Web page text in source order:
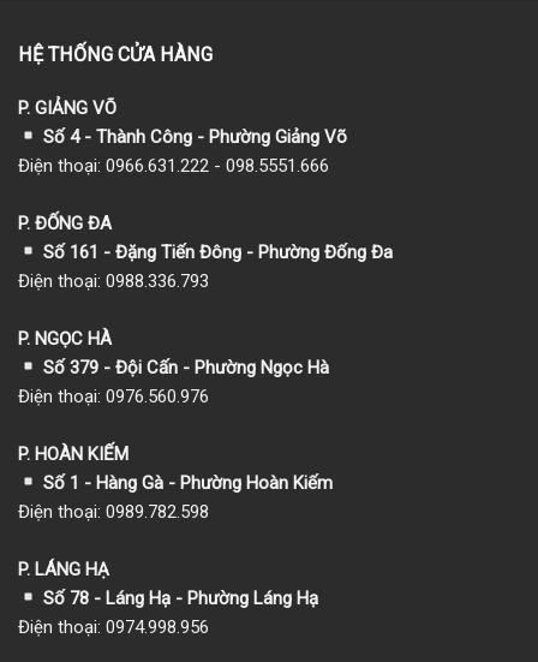
HỆ THỐNG CỬA HÀNG
P. GIẢNG VÕ
Số 4 - Thành Công - Phường Giảng Võ
Điện thoại: 0966.631.222 - 098.5551.666
P. ĐỐNG ĐA
Số 161 - Đặng Tiến Đông - Phường Đống Đa
Điện thoại: 0988.336.793
P. NGỌC HÀ
Số 379 - Đội Cấn - Phường Ngọc Hà
Điện thoại: 0976.560.976
P. HOÀN KIẾM
Số 1 - Hàng Gà - Phường Hoàn Kiếm
Điện thoại: 0989.782.598
P. LÁNG HẠ
Số 78 - Láng Hạ - Phường Láng Hạ
Điện thoại: 0974.998.956